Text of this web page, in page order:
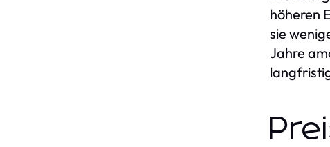
höheren
sie
Jahre